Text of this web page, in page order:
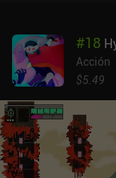
#18
Acción
$5.49